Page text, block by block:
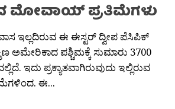
ಮೋವಾಯ್ ಪ್ರತಿಮೆಗಳು
ಇಲ್ಲದಿರುವ ಈ ಈಸ್ಟರ್ ದ್ವೀಪ ಪೆಸಿಪಿಕ್
ಅಮೇರಿಕಾದ ಪಶ್ಚಿಮಕ್ಕೆ ಸುಮಾರು 3700
ಇದು ಪ್ರಕ್ಯಾತವಾಗಿರುವುದು ಇಲ್ಲಿರುವ
ಈ...